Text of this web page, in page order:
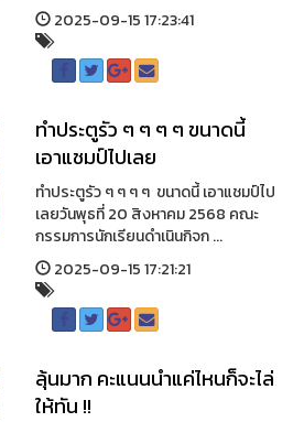
2025-09-15 17:23:41
ทำประตูรัว ๆ ๆ ๆ ๆ ขนาดนี้
เอาแชมป์ไปเลย
ทำประตูรัว ๆ ๆ ๆ ๆ ขนาดนี้ เอาแชมป์ไป
เลยวันพุธที่ 20 สิงหาคม 2568 คณะ
กรรมการนักเรียนดำเนินกิจก ...
2025-09-15 17:21:21
ลุ้นมาก คะแนนนำแค่ไหนก็จะไล่
ให้ทัน !!